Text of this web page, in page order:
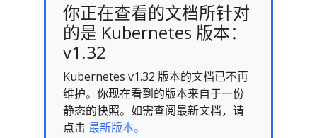
你正在查看的文档所针对
的是 Kubernetes 版本：
v1.32
Kubernetes v1.32 版本的文档已不再
维护。你现在看到的版本来自于一份
静态的快照。如需查阅最新文档，请
点击 最新版本。